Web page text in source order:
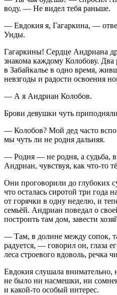
воду. — Не видел тебя раньше.
— Евдокия я, Гагаркина, —
Унды.
Гагаркины! Сердце Андриана
знакома каждому Колобову.
в Забайкалье в одно время,
невзгоды и радости освоения
— А я Андриан Колобов.
Брови девушки чуть
— Колобов? Мой дед часто
мы чуть ли не родня дальняя.
— Родня — не родня, а судьба,
Андриан, чувствуя, как что-то
Они проговорили до глубоких
что осталась сиротой три года
от горячки в одну неделю, и
семьёй. Андриан поведал о
построить там дом, завести
— Там, в долине между сопок,
радуется, — говорил он, глаза
леса строевого вдоволь, речка
Евдокия слушала внимательно,
не было ни насмешки, ни
и какой-то особый интерес.